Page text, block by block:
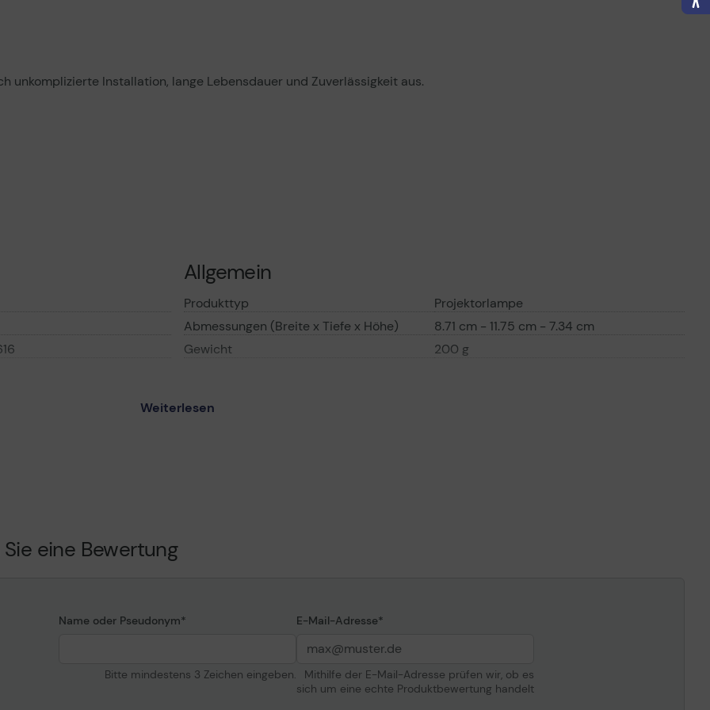
unkomplizierte Installation, lange Lebensdauer und Zuverlässigkeit aus.
Allgemein
Produkttyp
Projektorlampe
Abmessungen (Breite x Tiefe x Höhe)
8.71 cm - 11.75 cm - 7.34 cm
Gewicht
200 g
Weiterlesen
eine Bewertung
Name oder Pseudonym
Bitte mindestens 3 Zeichen eingeben.
E-Mail-Adresse
Mithilfe der E-Mail-Adresse prüfen wir, ob es
sich um eine echte Produktbewertung handelt